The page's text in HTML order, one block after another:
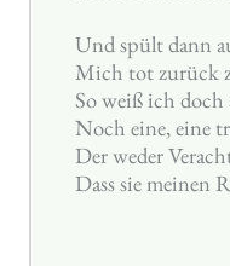
Und spült dann
Mich tot zurück
So weiß ich doch
Noch eine, eine
Der weder
Dass sie meinen